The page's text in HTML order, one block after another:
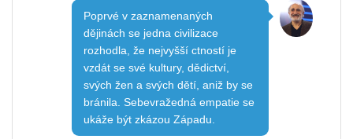
Poprvé v zaznamenaných
dějinách se jedna civilizace
rozhodla, že nejvyšší ctností je
vzdát se své kultury, dědictví,
svých žen a svých dětí, aniž by se
bránila. Sebevražedná empatie se
ukáže být zkázou Západu.